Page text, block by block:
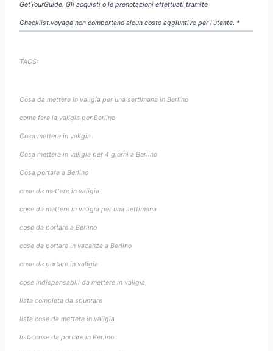
GetYourGuide. Gli acquisti o le prenotazioni effettuati tramite
Checklist.voyage non comportano alcun costo aggiuntivo per l’utente. *
TAGS:
Cosa da mettere in valigia per una settimana in Berlino
come fare la valigia per Berlino
Cosa mettere in valigia
Cosa mettere in valigia per 4 giorni a Berlino
Cosa portare a Berlino
cose da mettere in valigia
cose da mettere in valigia per una settimana
cose da portare a Berlino
cose da portare in vacanza a Berlino
cose da portare in valigia
cose indispensabili da mettere in valigia
lista completa da spuntare
lista cose da mettere in valigia
lista cose da portare in Berlino